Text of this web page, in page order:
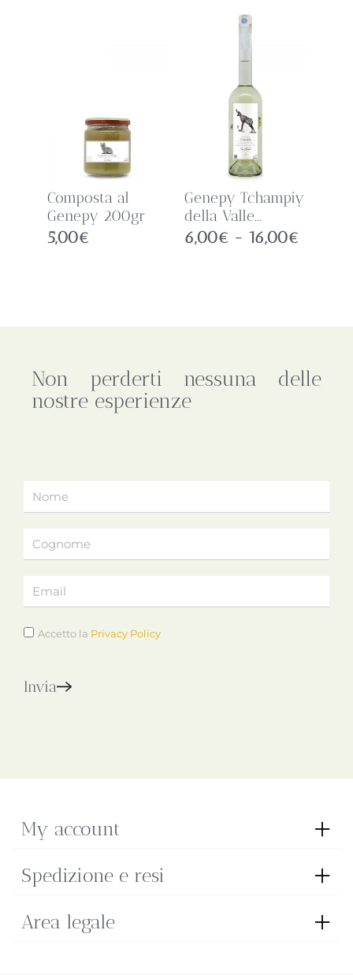
Composta al
Genepy 200gr
5,00€
Genepy Tchampiy
della Valle...
6,00€ - 16,00€
Non perderti nessuna delle
nostre esperienze
Accetto la Privacy Policy
Invia
My account
Spedizione e resi
Area legale